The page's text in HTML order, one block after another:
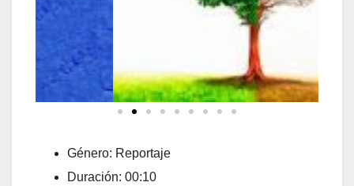
Género: Reportaje
Duración: 00:10